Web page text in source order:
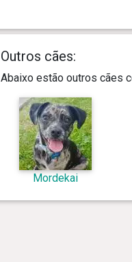
Outros cães:
Abaixo estão outros cães
Mordekai